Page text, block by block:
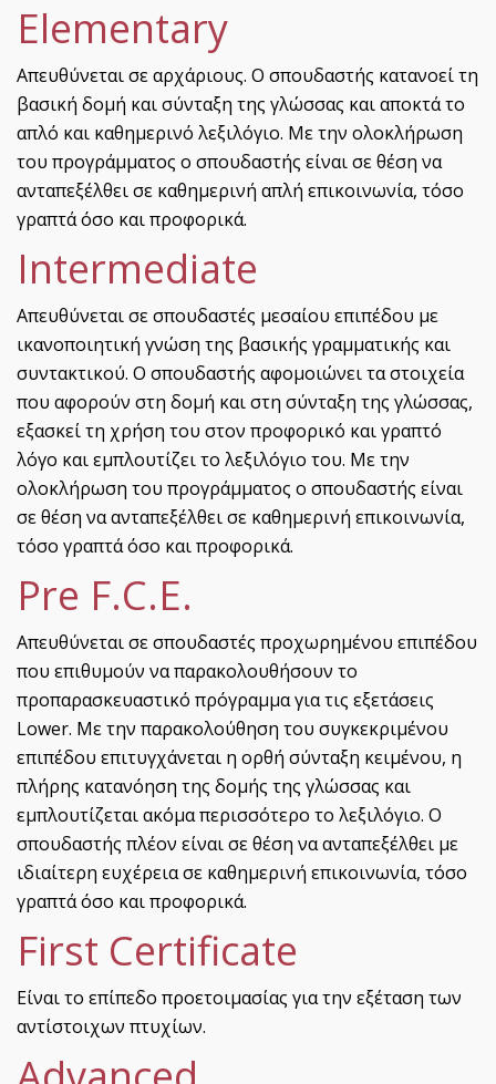
Elementary
Απευθύνεται σε αρχάριους. Ο σπουδαστής κατανοεί τη
βασική δομή και σύνταξη της γλώσσας και αποκτά το
απλό και καθημερινό λεξιλόγιο. Με την ολοκλήρωση
του προγράμματος ο σπουδαστής είναι σε θέση να
ανταπεξέλθει σε καθημερινή απλή επικοινωνία, τόσο
γραπτά όσο και προφορικά.
Intermediate
Απευθύνεται σε σπουδαστές μεσαίου επιπέδου με
ικανοποιητική γνώση της βασικής γραμματικής και
συντακτικού. Ο σπουδαστής αφομοιώνει τα στοιχεία
που αφορούν στη δομή και στη σύνταξη της γλώσσας,
εξασκεί τη χρήση του στον προφορικό και γραπτό
λόγο και εμπλουτίζει το λεξιλόγιο του. Με την
ολοκλήρωση του προγράμματος ο σπουδαστής είναι
σε θέση να ανταπεξέλθει σε καθημερινή επικοινωνία,
τόσο γραπτά όσο και προφορικά.
Pre F.C.E.
Απευθύνεται σε σπουδαστές προχωρημένου επιπέδου
που επιθυμούν να παρακολουθήσουν το
προπαρασκευαστικό πρόγραμμα για τις εξετάσεις
Lower. Με την παρακολούθηση του συγκεκριμένου
επιπέδου επιτυγχάνεται η ορθή σύνταξη κειμένου, η
πλήρης κατανόηση της δομής της γλώσσας και
εμπλουτίζεται ακόμα περισσότερο το λεξιλόγιο. Ο
σπουδαστής πλέον είναι σε θέση να ανταπεξέλθει με
ιδιαίτερη ευχέρεια σε καθημερινή επικοινωνία, τόσο
γραπτά όσο και προφορικά.
First Certificate
Είναι το επίπεδο προετοιμασίας για την εξέταση των
αντίστοιχων πτυχίων.